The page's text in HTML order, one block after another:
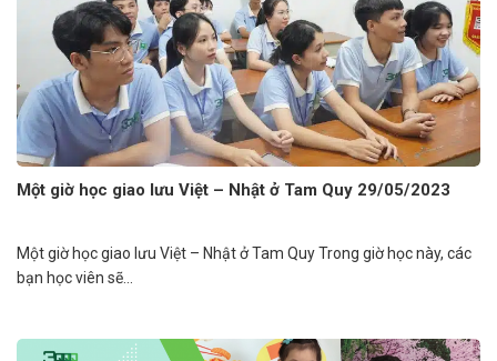
Một giờ học giao lưu Việt – Nhật ở Tam Quy 29/05/2023
Một giờ học giao lưu Việt – Nhật ở Tam Quy Trong giờ học này, các
bạn học viên sẽ...